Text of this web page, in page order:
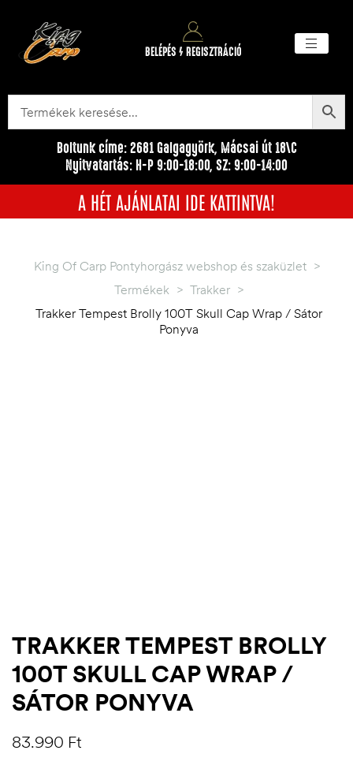
BELÉPÉS / REGISZTRÁCIÓ
Boltunk címe: 2681 Galgagyörk, Mácsai út 18\C
Nyitvatartás: H-P 9:00-18:00, SZ: 9:00-14:00
A HÉT AJÁNLATAI IDE KATTINTVA!
King Of Carp Pontyhorgász webshop és szaküzlet >
Termékek > Trakker >
Trakker Tempest Brolly 100T Skull Cap Wrap / Sátor
Ponyva
TRAKKER TEMPEST BROLLY
100T SKULL CAP WRAP /
SÁTOR PONYVA
83.990 Ft